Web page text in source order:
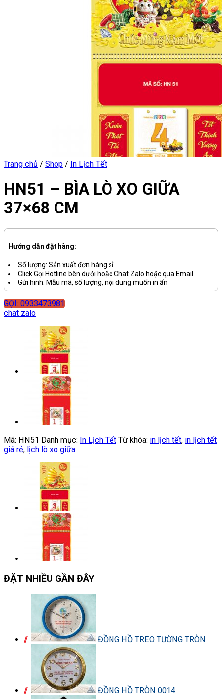
Trang chủ / Shop / In Lịch Tết
HN51 – BÌA LÒ XO GIỮA
37×68 CM
Hướng dẫn đặt hàng:
Số lượng: Sản xuất đơn hàng sỉ
Click Gọi Hotline bên dưới hoặc Chat Zalo hoặc qua Email
Gửi hình: Mẫu mã, số lượng, nội dung muốn in ấn
GỌI: 0933473981
chat zalo
Mã: HN51 Danh mục: In Lịch Tết Từ khóa: in lịch tết, in lịch tết
giá rẻ, lịch lò xo giữa
ĐẶT NHIỀU GẦN ĐÂY
ĐỒNG HỒ TREO TƯỜNG TRÒN
ĐỒNG HỒ TRÒN 0014